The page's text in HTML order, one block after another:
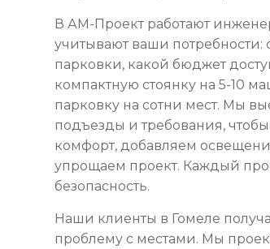
В АМ-Проект работают
учитывают ваши потребности:
парковки, какой бюджет
компактную стоянку на 5-10
парковку на сотни мест. Мы
подъезды и требования,
комфорт, добавляем
упрощаем проект. Каждый
безопасность.
Наши клиенты в Гомеле
проблему с местами. Мы